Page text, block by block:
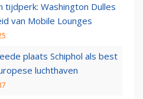
tijdperk: Washington Dulles
van Mobile Lounges
plaats Schiphol als best
luchthaven